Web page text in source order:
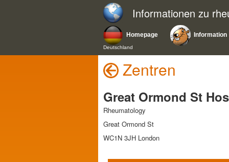
Informationen zu
Homepage
Deutschland
Information
Zentren
Great Ormond St
Rheumatology
Great Ormond St
WC1N 3JH London